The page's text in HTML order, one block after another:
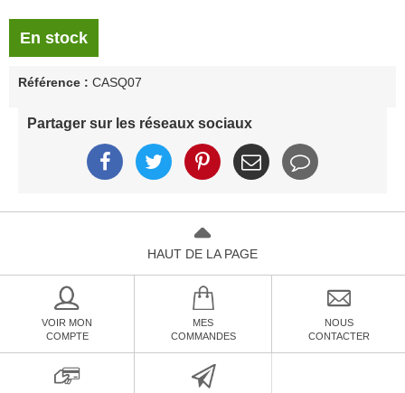
En stock
Référence : CASQ07
Partager sur les réseaux sociaux
HAUT DE LA PAGE
VOIR MON
COMPTE
MES
COMMANDES
NOUS
CONTACTER